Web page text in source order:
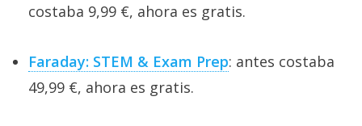
costaba 9,99 €, ahora es gratis.
Faraday: STEM & Exam Prep: antes costaba
49,99 €, ahora es gratis.